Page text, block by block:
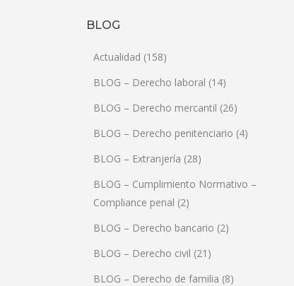
BLOG
Actualidad (158)
BLOG – Derecho laboral (14)
BLOG – Derecho mercantil (26)
BLOG – Derecho penitenciario (4)
BLOG – Extranjería (28)
BLOG – Cumplimiento Normativo –
Compliance penal (2)
BLOG – Derecho bancario (2)
BLOG – Derecho civil (21)
BLOG – Derecho de familia (8)